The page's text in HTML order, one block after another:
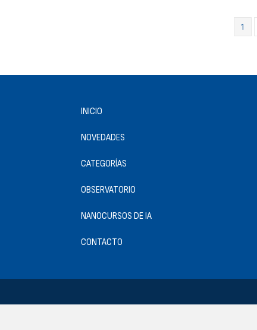
1
INICIO
NOVEDADES
CATEGORÍAS
OBSERVATORIO
NANOCURSOS DE IA
CONTACTO